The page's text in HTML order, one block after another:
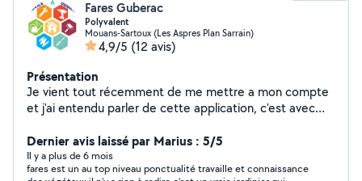
Fares Guberac
Polyvalent
Mouans-Sartoux (Les Aspres Plan Sarrain)
4,9/5 (12 avis)
Présentation
Je vient tout récemment de me mettre a mon compte
et j'ai entendu parler de cette application, c'est avec
votre jardin mais aussi pour des
déménagements,manutention etc
Dernier avis laissé par Marius : 5/5
Il y a plus de 6 mois
fares est un au top niveau ponctualité travaille et connaissance